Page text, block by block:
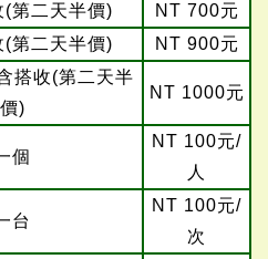
(第二天半價)
NT 700元
(第二天半價)
NT 900元
搭收(第二天半
價)
NT 1000元
個
NT 100元/
人
台
NT 100元/
次